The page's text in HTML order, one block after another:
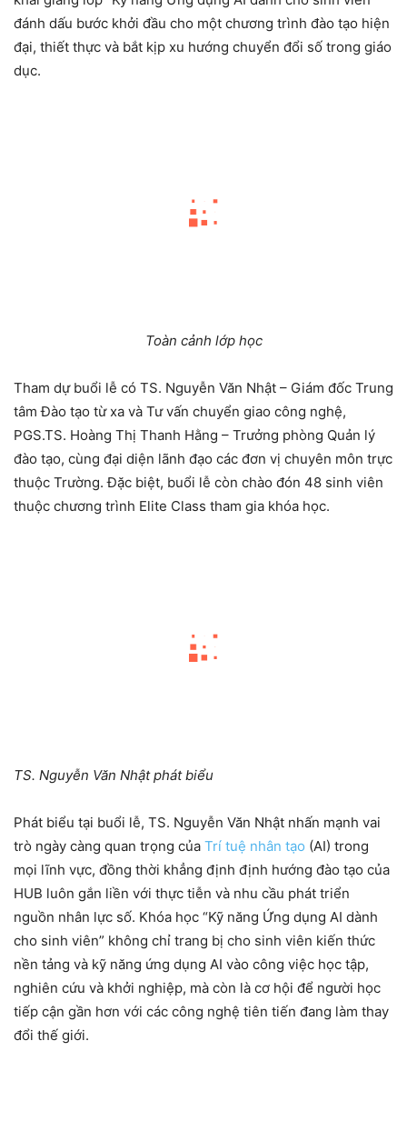
đánh dấu bước khởi đầu cho một chương trình đào tạo hiện
đại, thiết thực và bắt kịp xu hướng chuyển đổi số trong giáo
dục.
Toàn cảnh lớp học
Tham dự buổi lễ có TS. Nguyễn Văn Nhật – Giám đốc Trung
tâm Đào tạo từ xa và Tư vấn chuyển giao công nghệ,
PGS.TS. Hoàng Thị Thanh Hằng – Trưởng phòng Quản lý
đào tạo, cùng đại diện lãnh đạo các đơn vị chuyên môn trực
thuộc Trường. Đặc biệt, buổi lễ còn chào đón 48 sinh viên
thuộc chương trình Elite Class tham gia khóa học.
TS. Nguyễn Văn Nhật phát biểu
Phát biểu tại buổi lễ, TS. Nguyễn Văn Nhật nhấn mạnh vai
trò ngày càng quan trọng của Trí tuệ nhân tạo (AI) trong
mọi lĩnh vực, đồng thời khẳng định định hướng đào tạo của
HUB luôn gắn liền với thực tiễn và nhu cầu phát triển
nguồn nhân lực số. Khóa học “Kỹ năng Ứng dụng AI dành
cho sinh viên” không chỉ trang bị cho sinh viên kiến thức
nền tảng và kỹ năng ứng dụng AI vào công việc học tập,
nghiên cứu và khởi nghiệp, mà còn là cơ hội để người học
tiếp cận gần hơn với các công nghệ tiên tiến đang làm thay
đổi thế giới.